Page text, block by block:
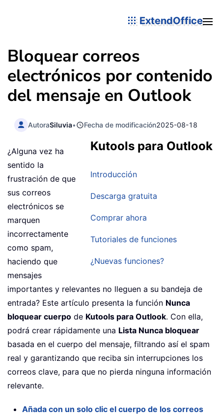
ExtendOffice
Bloquear correos
electrónicos por contenido
del mensaje en Outlook
AutoraSiluvia• Fecha de modificación2025-08-18
Kutools para Outlook
Introducción
Descarga gratuita
Comprar ahora
Tutoriales de funciones
¿Nuevas funciones?
¿Alguna vez ha
sentido la
frustración de que
sus correos
electrónicos se
marquen
incorrectamente
como spam,
haciendo que
mensajes
importantes y relevantes no lleguen a su bandeja de
entrada? Este artículo presenta la función Nunca
bloquear cuerpo de Kutools para Outlook. Con ella,
podrá crear rápidamente una Lista Nunca bloquear
basada en el cuerpo del mensaje, filtrando así el spam
real y garantizando que reciba sin interrupciones los
correos clave, para que no pierda ninguna información
relevante.
Añada con un solo clic el cuerpo de los correos